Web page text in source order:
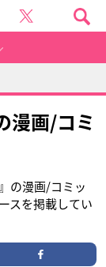
漫画/コミ
の漫画/コミッ
スを掲載してい